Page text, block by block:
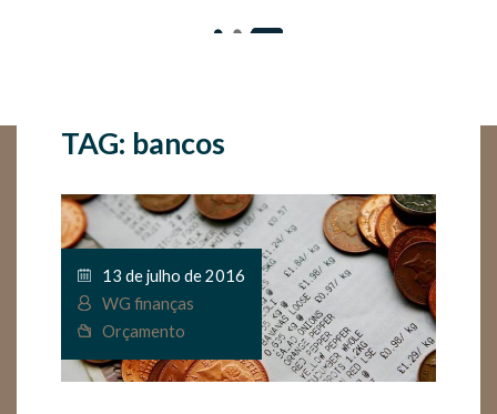
TAG: bancos
13 de julho de 2016
WG finanças
Orçamento